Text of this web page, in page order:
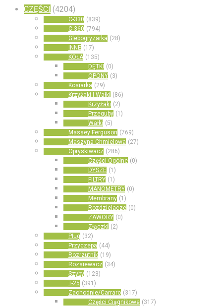
CZĘŚCI (4204)
C-330 (839)
C-360 (794)
Glebogryzarka (28)
INNE (17)
KOŁA (135)
DĘTKI (0)
OPONY (3)
Kosiarka (29)
Krzyżaki I Wałki (86)
Krzyżaki (2)
Przeguby (1)
Wałki (5)
Massey Ferguson (769)
Maszyna Chmielowa (27)
Opryskiwacz (286)
Części Ogólne (0)
DYSZE (1)
FILTRY (1)
MANOMETRY (0)
Membrany (1)
Rozdzielacze (0)
ZAWORY (0)
Złączki (2)
Pług (32)
Przyczepa (44)
Rozrzutnik (19)
Rozsiewacz (34)
Szyby (123)
T-25 (391)
Zachodnie/Carraro (317)
Części Ciągnikowe (317)